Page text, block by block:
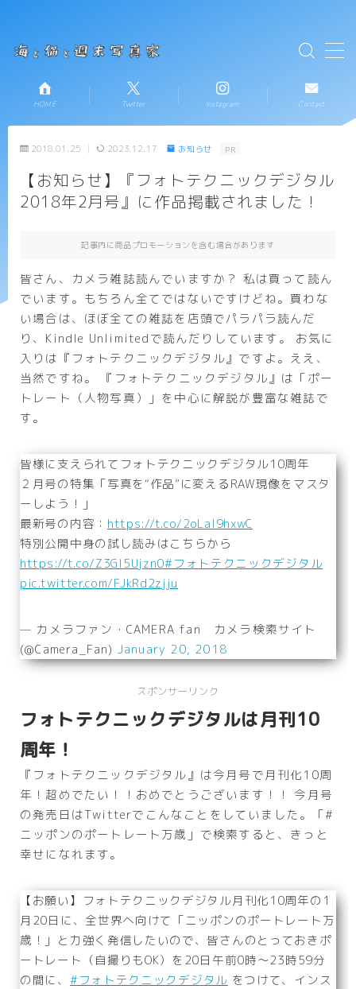
MENU
HOME
お知らせ
新着記事一覧
プロフィール
コンタクト
HOME Twitter Instagram Contact
2018.01.25 2023.12.17 お知らせ PR
【お知らせ】『フォトテクニックデジタル
2018年2月号』に作品掲載されました！
記事内に商品プロモーションを含む場合があります
皆さん、カメラ雑誌読んでいますか？ 私は買って読ん
でいます。もちろん全てではないですけどね。買わな
い場合は、ほぼ全ての雑誌を店頭でパラパラ読んだ
り、Kindle Unlimitedで読んだりしています。 お気に
入りは『フォトテクニックデジタル』ですよ。ええ、
当然ですね。 『フォトテクニックデジタル』は「ポー
トレート（人物写真）」を中心に解説が豊富な雑誌で
す。
皆様に支えられてフォトテクニックデジタル10周年
２月号の特集「写真を“作品”に変えるRAW現像をマスタ
ーしよう！」
最新号の内容： https://t.co/2oLal9hxwC
特別公開中身の試し読みはこちらから
https://t.co/Z3GI5Ujzn0#フォトテクニックデジタル
pic.twitter.com/FJkRd2zjju
— カメラファン・CAMERA fan カメラ検索サイト
(@Camera_Fan) January 20, 2018
スポンサーリンク
フォトテクニックデジタルは月刊10
周年！
『フォトテクニックデジタル』は今月号で月刊化10周
年！超めでたい！！おめでとうございます！！ 今月号
の発売日はTwitterでこんなことをしていました。「#
ニッポンのポートレート万歳」で検索すると、きっと
幸せになれます。
【お願い】フォトテクニックデジタル月刊化10周年の1
月20日に、全世界へ向けて「ニッポンのポートレート万
歳！」と力強く発信したいので、皆さんのとっておきポ
ートレート（自撮りもOK）を20日午前0時～23時59分
の間に、 #フォトテクニックデジタル をつけて、インス